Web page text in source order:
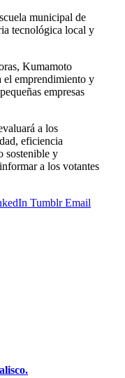
municipal de
tecnológica local y
Kumamoto
el emprendimiento y
empresas
a los
eficiencia
sostenible y
a los votantes
Tumblr Email